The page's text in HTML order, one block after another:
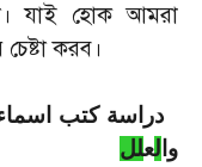
যাই হোক আমরা
চেষ্টা করব।
دراسة كتب
وا لعلل